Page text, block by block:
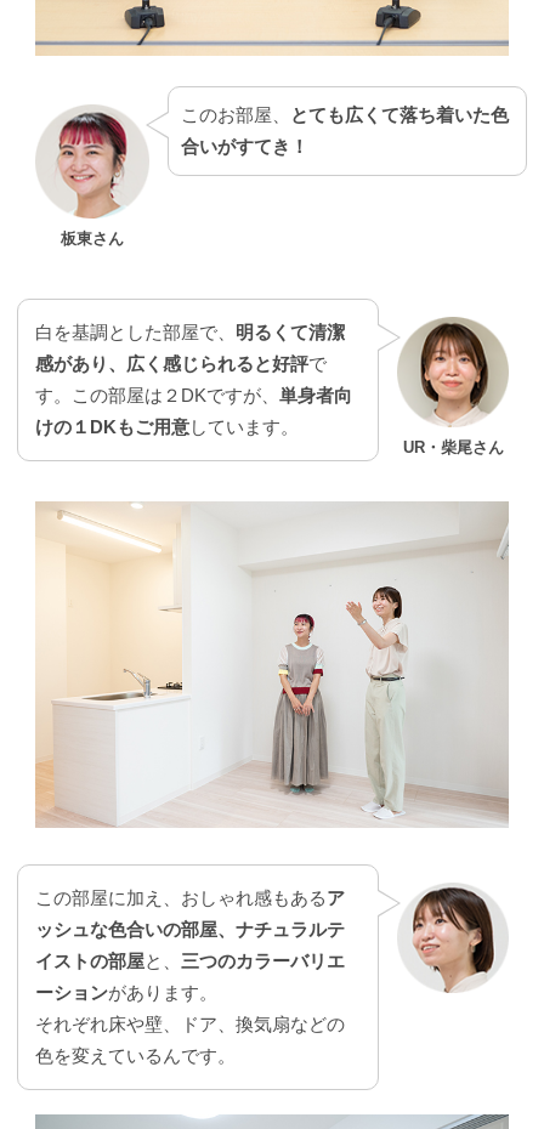
板東さん
このお部屋、
とても広くて落ち着いた色
合いがすてき！
UR・柴尾さん
白を基調とした部屋で、 明るくて清潔
感があり、広く感じられると好評で
す。この部屋は２DKですが、 単身者向
けの１DKもご用意しています。
この部屋に加え、おしゃれ感もあるア
ッシュな色合いの部屋、ナチュラルテ
イストの部屋と、 三つのカラーバリエ
ーションがあります。
それぞれ床や壁、ドア、換気扇などの
色を変えているんです。